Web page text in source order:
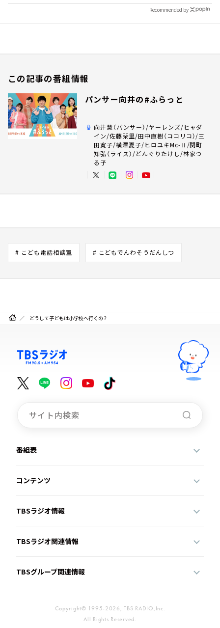
Recommended by
この記事の番組情報
パンサー向井の#ふらっと
向井慧（パンサー）/ヤーレンズ/ヒャダ
イン/佐藤栞里/田中直樹（ココリコ）/三
田寛子/横澤夏子/ヒロユキMc-Ⅱ/関町
知弘（ライス）/どんぐりたけし/林家つ
る子
# こども電話相談室 # こどもでんわそうだんしつ
どうして子どもは小学校へ行くの？
番組表
コンテンツ
TBSラジオ情報
TBSラジオ関連情報
TBSグループ関連情報
Copyright© 1995-2026, TBS RADIO,Inc.
All Rights Reserved.